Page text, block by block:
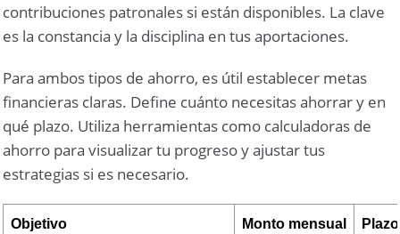
contribuciones patronales si están disponibles. La clave
es la constancia y la disciplina en tus aportaciones.
Para ambos tipos de ahorro, es útil establecer metas
financieras claras. Define cuánto necesitas ahorrar y en
qué plazo. Utiliza herramientas como calculadoras de
ahorro para visualizar tu progreso y ajustar tus
estrategias si es necesario.
Objetivo Monto mensual Plazo